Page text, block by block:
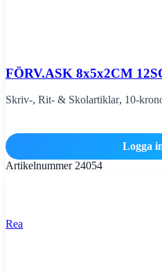
FÖRV.ASK 8x5x2CM
Skriv-, Rit- & Skolartiklar, 10-
Logga
Artikelnummer 24054
Rea